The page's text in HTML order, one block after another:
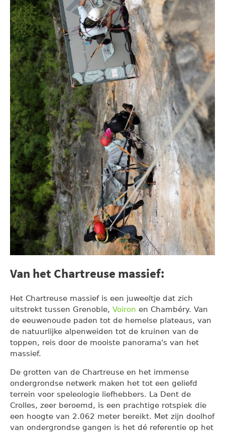
Van het Chartreuse massief:
Het Chartreuse massief is een juweeltje dat zich
uitstrekt tussen Grenoble, Voiron en Chambéry. Van
de eeuwenoude paden tot de hemelse plateaus, van
de natuurlijke alpenweiden tot de kruinen van de
toppen, reis door de mooiste panorama's van het
massief.
De grotten van de Chartreuse en het immense
ondergrondse netwerk maken het tot een geliefd
terrein voor speleologie liefhebbers. La Dent de
Crolles, zeer beroemd, is een prachtige rotspiek die
een hoogte van 2.062 meter bereikt. Met zijn doolhof
van ondergrondse gangen is het dé referentie op het